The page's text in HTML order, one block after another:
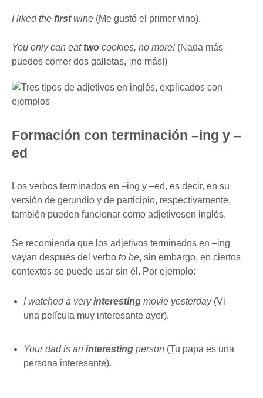
I liked the firstwine (Me gustó el primer vino).
You only can eat two cookies, no more! (Nada más
puedes comer dos galletas, ¡no más!)
Formación con terminación –ing y –
ed
Los verbos terminados en –ing y –ed, es decir, en su
versión de gerundio y de participio, respectivamente,
también pueden funcionar como adjetivosen inglés.
Se recomienda que los adjetivos terminados en –ing
vayan después del verbo to be, sin embargo, en ciertos
contextos se puede usar sin él. Por ejemplo:
I watched a veryinteresting movie yesterday (Vi
una película muy interesante ayer).
Your dad is an interesting person (Tu papá es una
persona interesante).